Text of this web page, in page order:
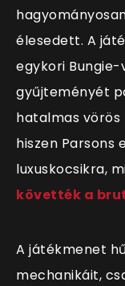
élesedett. A
egykori
gyűjteményét
hatalmas vörös
hiszen
luxuskocsikra,
követték a
A játékmenet
mechanikáit,